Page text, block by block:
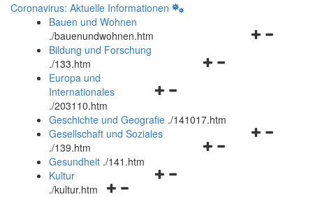
Coronavirus: Aktuelle Informationen
Bauen und Wohnen
./bauenundwohnen.htm
Navigationsmenü
Bildung und Forschung
./133.htm
Navigationsmenü
und
schließen
Europa und
Internationales
./203110.htm
Geschichte und Geografie ./141017.htm
Navigationsmenü
Gesellschaft und Soziales
./139.htm
Navigationsmenü
Gesundheit ./141.htm
Navigationsmenü
Kultur
./kultur.htm